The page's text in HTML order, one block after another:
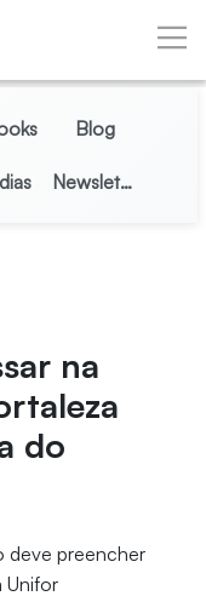
Blog
Newsletter
na
do
deve preencher
Unifor